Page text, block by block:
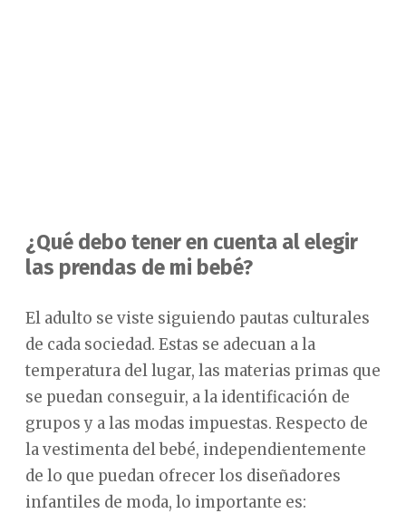
¿Qué debo tener en cuenta al elegir
las prendas de mi bebé?
El adulto se viste siguiendo pautas culturales
de cada sociedad. Estas se adecuan a la
temperatura del lugar, las materias primas que
se puedan conseguir, a la identificación de
grupos y a las modas impuestas. Respecto de
la vestimenta del bebé, independientemente
de lo que puedan ofrecer los diseñadores
infantiles de moda, lo importante es: